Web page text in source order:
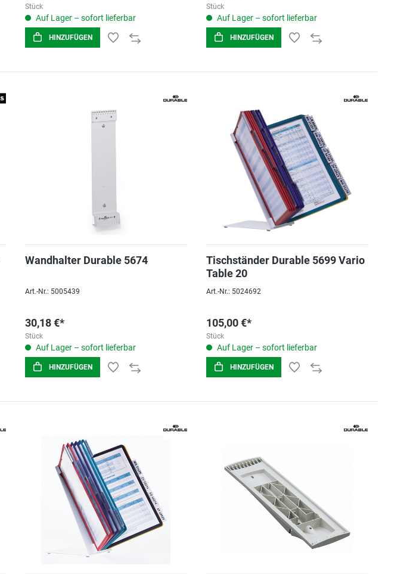
Stück
Auf Lager – sofort lieferbar
HINZUFÜGEN
Stück
Auf Lager – sofort lieferbar
HINZUFÜGEN
Wandhalter Durable 5674
Art.-Nr.: 5005439
30,18 €*
Stück
Auf Lager – sofort lieferbar
HINZUFÜGEN
Tischständer Durable 5699 Vario
Table 20
Art.-Nr.: 5024692
105,00 €*
Stück
Auf Lager – sofort lieferbar
HINZUFÜGEN